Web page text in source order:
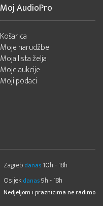
Moj AudioPro
Košarica
Moje narudžbe
Moja lista želja
Moje aukcije
Moji podaci
Zagreb danas 10h - 18h
Osijek danas9h - 18h
Nedjeljom i praznicima ne radimo